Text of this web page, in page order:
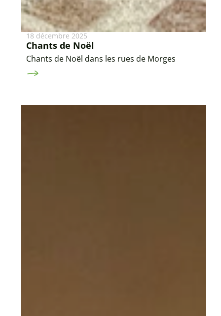
18 décembre 2025
Chants de Noël
Chants de Noël dans les rues de Morges